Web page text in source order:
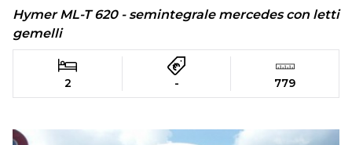
Hymer ML-T 620 - semintegrale mercedes con letti
gemelli
2 - 779